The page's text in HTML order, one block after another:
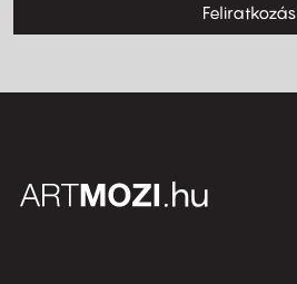
Feliratkozás